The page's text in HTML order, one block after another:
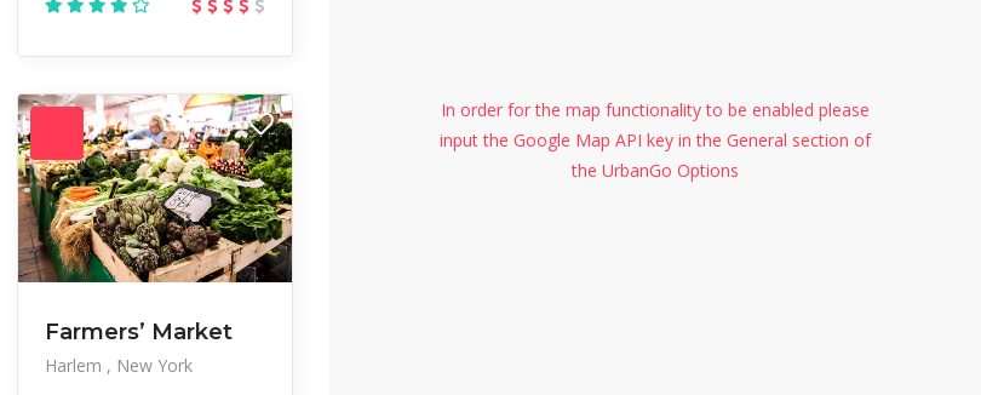
In order for the map functionality to be enabled please
input the Google Map API key in the General section of
the UrbanGo Options
Farmers’ Market
Harlem
New York